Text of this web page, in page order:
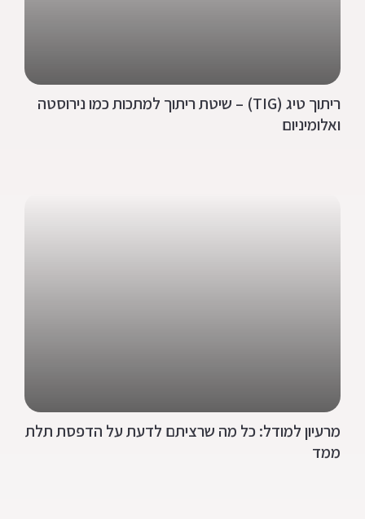
ריתוך טיג (TIG) – שיטת ריתוך למתכות כמו נירוסטה
ואלומיניום
מרעיון למודל: כל מה שרציתם לדעת על הדפסת תלת
ממד